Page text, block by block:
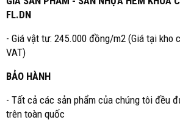
FL.DN
- Giá vật tư: 245.000 đồng/m2 (Giá tại kho
VAT)
BẢO HÀNH
- Tất cả các sản phẩm của chúng tôi đều
trên toàn quốc